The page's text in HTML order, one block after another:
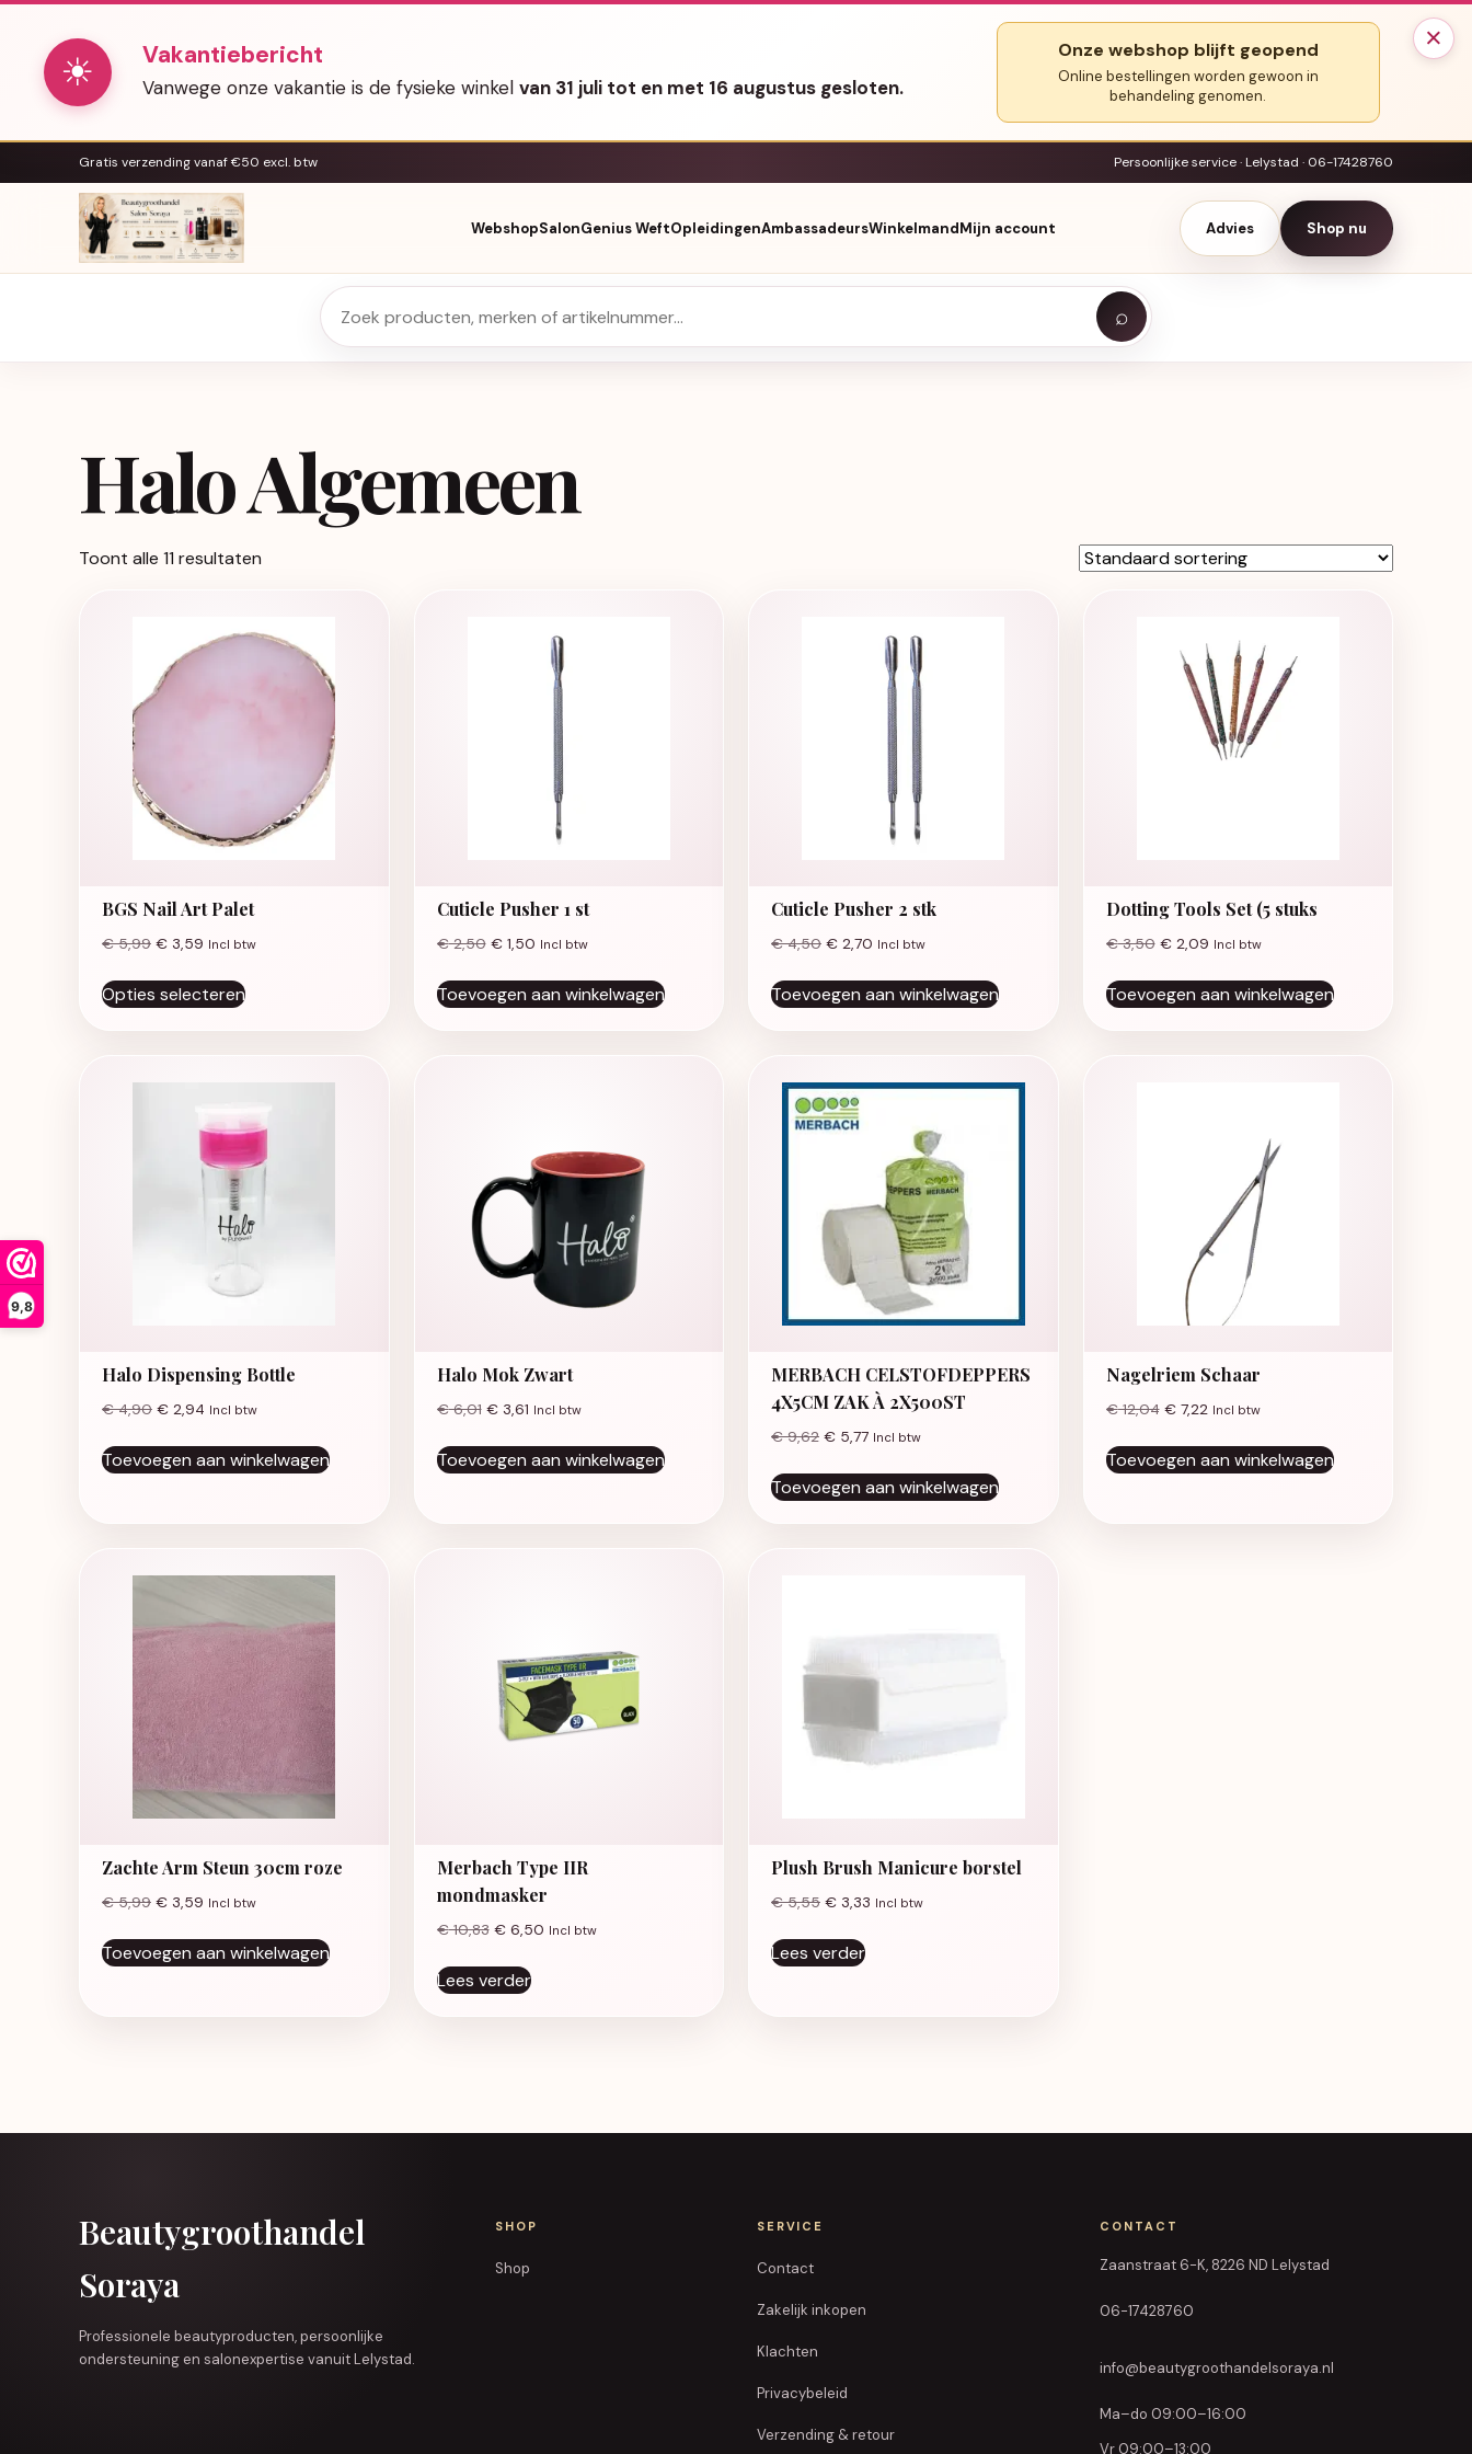
9,8
×
☀ Vakantiebericht
Vanwege onze vakantie is de fysieke winkel van 31 juli tot en met 16 augustus gesloten.
Onze webshop blijft geopend
Online bestellingen worden gewoon in
behandeling genomen.
Gratis verzending vanaf €50 excl. btw Persoonlijke service · Lelystad · 06-17428760
WebshopSalonGenius WeftOpleidingenAmbassadeursWinkelmandMijn account Advies Shop nu
⌕
Halo Algemeen
Toont alle 11 resultaten
BGS Nail Art Palet
€5,99 € 3,59 Incl btw
Opties selecteren
Dit product heeft meerdere variaties. Deze optie kan gekozen worden op de productpagina
Cuticle Pusher 1 st
€2,50 €1,50 Incl btw
Toevoegen aan winkelwagen
Cuticle Pusher 2 stk
€4,50 € 2,70 Incl btw
Toevoegen aan winkelwagen
Dotting Tools Set (5 stuks
€3,50 €2,09 Incl btw
Toevoegen aan winkelwagen
Halo Dispensing Bottle
€4,90 € 2,94 Incl btw
Toevoegen aan winkelwagen
Halo Mok Zwart
€6,01 €3,61 Incl btw
Toevoegen aan winkelwagen
MERBACH CELSTOFDEPPERS
4X5CM ZAK À 2X500ST
€9,62 € 5,77 Incl btw
Toevoegen aan winkelwagen
Nagelriem Schaar
€12,04 €7,22 Incl btw
Toevoegen aan winkelwagen
Zachte Arm Steun 30cm roze
€5,99 € 3,59 Incl btw
Toevoegen aan winkelwagen
Merbach Type IIR
mondmasker
€10,83 €6,50 Incl btw
Lees verder
Plush Brush Manicure borstel
€5,55 € 3,33 Incl btw
Lees verder
Beautygroothandel
Soraya
Professionele beautyproducten, persoonlijke
ondersteuning en salonexpertise vanuit Lelystad.
SHOP
Shop
SERVICE
Contact
Zakelijk inkopen
Klachten
Privacybeleid
Verzending & retour
CONTACT
Zaanstraat 6-K, 8226 ND Lelystad
06-17428760
info@beautygroothandelsoraya.nl
Ma–do 09:00–16:00
Vr 09:00–13:00